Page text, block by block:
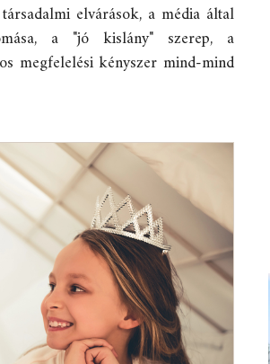
elvárások, a média által
a "jó kislány" szerep, a
megfelelési kényszer mind-mind